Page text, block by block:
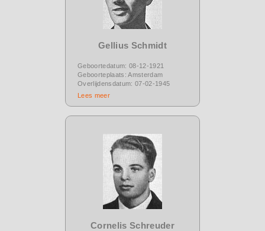
Gellius Schmidt
Geboortedatum: 08-12-1921
Geboorteplaats: Amsterdam
Overlijdensdatum: 07-02-1945
Lees meer
Cornelis Schreuder